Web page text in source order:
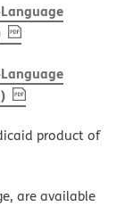
, PDF(opens in new
, PDF(opens in new
product of
are available